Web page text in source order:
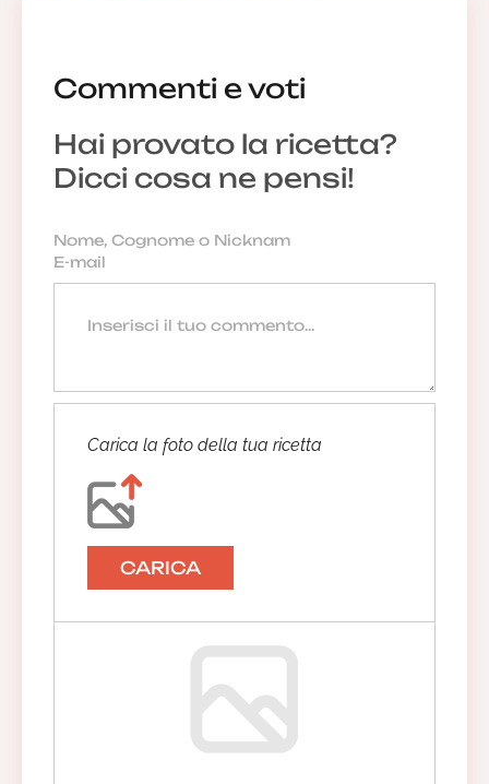
Commenti e voti
Hai provato la ricetta?
Dicci cosa ne pensi!
Carica la foto della tua ricetta
CARICA